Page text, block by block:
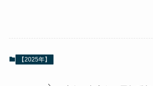
【2025年】